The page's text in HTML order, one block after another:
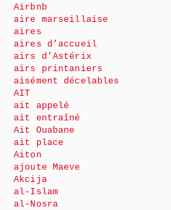
Airbnb
aire marseillaise
aires
aires d’accueil
airs d’Astérix
airs printaniers
aisément décelables
AIT
ait appelé
ait entraîné
Ait Ouabane
ait place
Aiton
ajoute Maeve
Akcija
al-Islam
al-Nosra